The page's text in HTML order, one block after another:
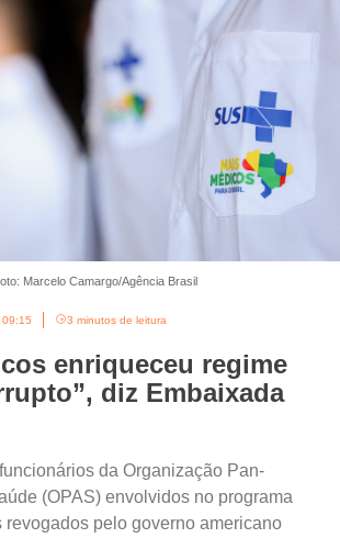
Marcelo Camargo/Agência Brasil
3 minutos de leitura
enriqueceu regime
diz Embaixada
da Organização Pan-
(OPAS) envolvidos no programa
revogados pelo governo americano